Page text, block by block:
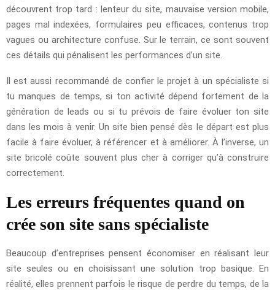
découvrent trop tard : lenteur du site, mauvaise version mobile,
pages mal indexées, formulaires peu efficaces, contenus trop
vagues ou architecture confuse. Sur le terrain, ce sont souvent
ces détails qui pénalisent les performances d’un site.
Il est aussi recommandé de confier le projet à un spécialiste si
tu manques de temps, si ton activité dépend fortement de la
génération de leads ou si tu prévois de faire évoluer ton site
dans les mois à venir. Un site bien pensé dès le départ est plus
facile à faire évoluer, à référencer et à améliorer. À l’inverse, un
site bricolé coûte souvent plus cher à corriger qu’à construire
correctement.
Les erreurs fréquentes quand on
crée son site sans spécialiste
Beaucoup d’entreprises pensent économiser en réalisant leur
site seules ou en choisissant une solution trop basique. En
réalité, elles prennent parfois le risque de perdre du temps, de la